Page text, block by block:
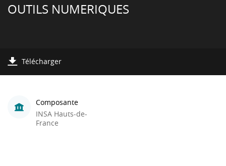
OUTILS NUMERIQUES
Télécharger
Composante
INSA Hauts-de-
France